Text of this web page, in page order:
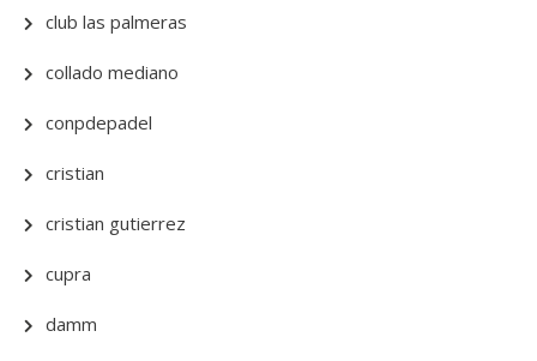
club las palmeras
collado mediano
conpdepadel
cristian
cristian gutierrez
cupra
damm